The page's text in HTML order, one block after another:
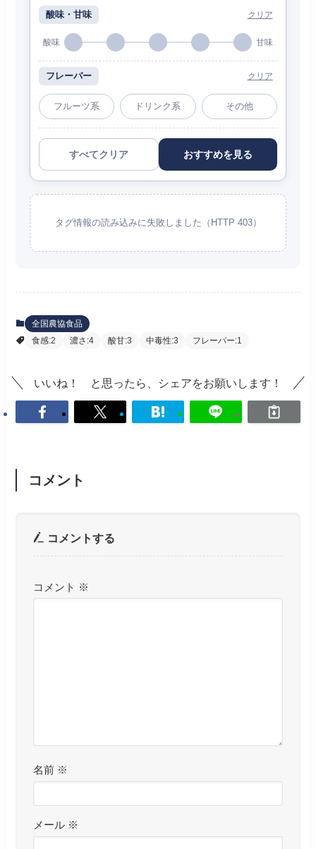
酸味・甘味 クリア
酸味 甘味
フレーバー クリア
フルーツ系 ドリンク系 その他
すべてクリア おすすめを見る
タグ情報の読み込みに失敗しました（HTTP 403）
全国農協食品
食感:2
濃さ:4 酸甘:3 中毒性:3 フレーバー:1
いいね！ と思ったら、シェアをお願いします！
コメント
コメントする
コメント ※
名前 ※
メール ※